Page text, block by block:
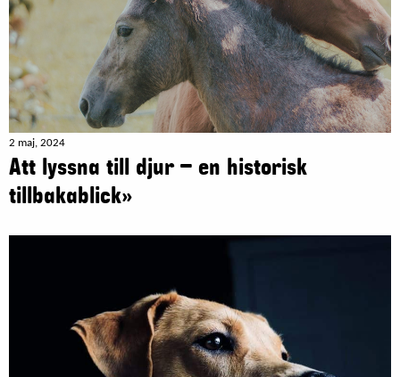
2 maj, 2024
Att lyssna till djur – en historisk
tillbakablick»